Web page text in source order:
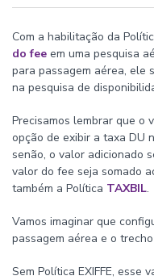
Com a habilitação da
do fee em uma pesquisa
para passagem aérea, ele
na pesquisa de
Precisamos lembrar que o
opção de exibir a taxa DU
senão, o valor adicionado
valor do fee seja somado
também a Política TAXBIL.
Vamos imaginar que
passagem aérea e o
Sem Política EXIFFE, esse